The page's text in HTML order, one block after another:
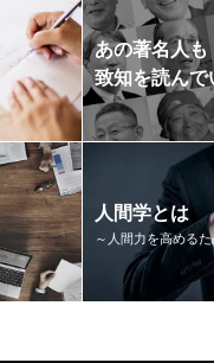
あの著名人も
致知を読んで
人間学とは
～人間力を高める